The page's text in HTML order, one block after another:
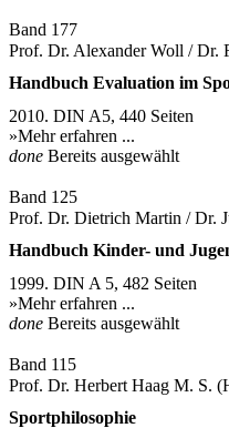
Band 177
Prof. Dr. Alexander Woll / Dr.
Handbuch Evaluation im
2010. DIN A5, 440 Seiten
»Mehr erfahren ...
done Bereits ausgewählt
Band 125
Prof. Dr. Dietrich Martin / Dr.
Handbuch Kinder- und
1999. DIN A 5, 482 Seiten
»Mehr erfahren ...
done Bereits ausgewählt
Band 115
Prof. Dr. Herbert Haag M. S.
Sportphilosophie